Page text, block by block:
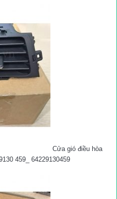
Cửa gió điều hòa
459_ 64229130459